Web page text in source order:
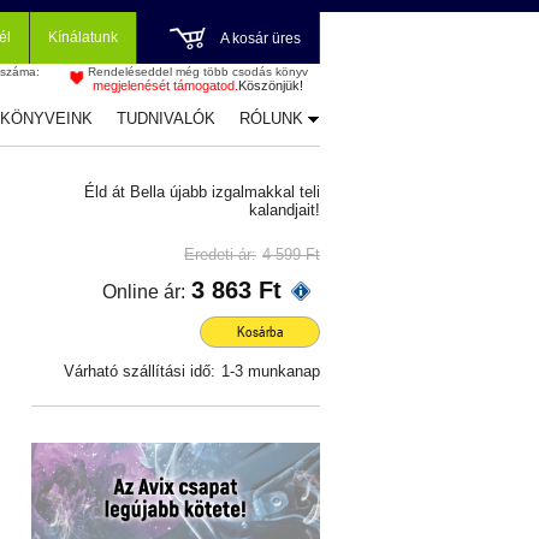
Kínálatunk A kosár üres
Rendeléseddel még több csodás könyv
megjelenését támogatod. Köszönjük!
TUDNIVALÓK RÓLUNK
Éld át Bella újabb izgalmakkal teli
kalandjait!
Eredeti ár: 4 599 Ft
Online ár: 3 863 Ft
Kosárba
Várható szállítási idő: 1-3 munkanap